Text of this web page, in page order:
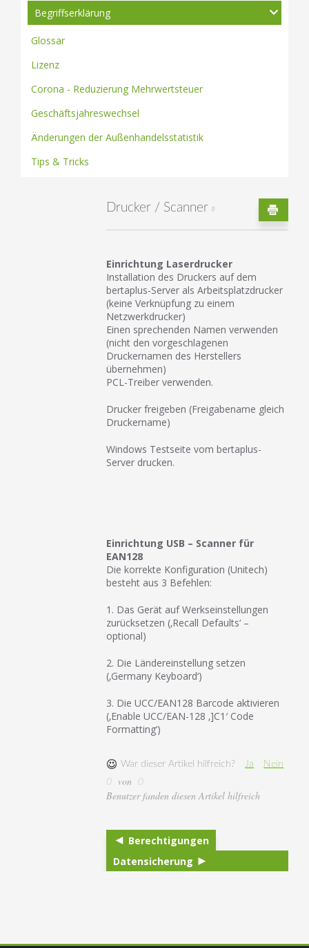
Begriffserklärung
Glossar
Lizenz
Corona - Reduzierung Mehrwertsteuer
Geschäftsjahreswechsel
Änderungen der Außenhandelsstatistik
Tips & Tricks
Drucker / Scanner #
Einrichtung Laserdrucker
Installation des Druckers auf dem
bertaplus-Server als Arbeitsplatzdrucker
(keine Verknüpfung zu einem
Netzwerkdrucker)
Einen sprechenden Namen verwenden
(nicht den vorgeschlagenen
Druckernamen des Herstellers
übernehmen)
PCL-Treiber verwenden.
Drucker freigeben (Freigabename gleich
Druckername)
Windows Testseite vom bertaplus-
Server drucken.
Einrichtung USB – Scanner für
EAN128
Die korrekte Konfiguration (Unitech)
besteht aus 3 Befehlen:
1. Das Gerät auf Werkseinstellungen
zurücksetzen (‚Recall Defaults‘ –
optional)
2. Die Ländereinstellung setzen
(‚Germany Keyboard‘)
3. Die UCC/EAN128 Barcode aktivieren
(‚Enable UCC/EAN-128 ‚]C1′ Code
Formatting‘)
War dieser Artikel hilfreich? Ja
Nein
0
von 0
Benutzer fanden diesen Artikel hilfreich
Berechtigungen
Datensicherung